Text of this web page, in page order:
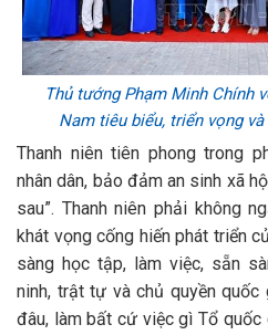
Thủ tướng Phạm Minh Chính
Nam tiêu biểu, triển vọng
Thanh niên tiên phong trong
nhân dân, bảo đảm an sinh xã
sau”. Thanh niên phải không
khát vọng cống hiến phát triển
sàng học tập, làm việc, sẵn
ninh, trật tự và chủ quyền
đâu, làm bất cứ việc gì Tổ quốc